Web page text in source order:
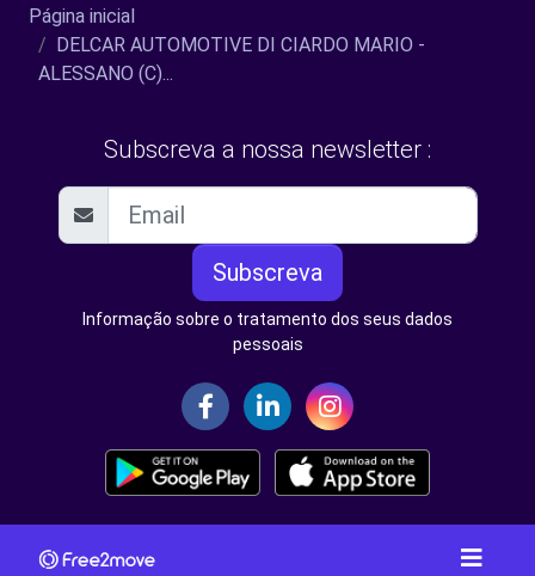
Página inicial
DELCAR AUTOMOTIVE DI CIARDO MARIO -
ALESSANO (C)...
Subscreva a nossa newsletter :
Subscreva
Informação sobre o tratamento dos seus dados
pessoais